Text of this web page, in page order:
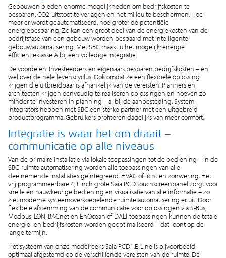
Gebouwen bieden enorme mogelijkheden om bedrijfskosten te
besparen, CO2-uitstoot te verlagen en het milieu te beschermen. Hoe
meer er wordt geautomatiseerd, hoe groter de potentiële
energiebesparing. Zo kan een groot deel van de energiekosten van de
bedrijfsfase van een gebouw worden bespaard met intelligente
gebouwautomatisering. Met SBC maakt u het mogelijk: energie
efficiëntieklasse A bij een volledige integratie.
De voordelen: Investeerders en eigenaars besparen bedrijfskosten – en
wel over de hele levenscyclus. Ook omdat ze een flexibele oplossing
krijgen die uitbreidbaar is afhankelijk van de vereisten. Planners en
architecten krijgen eenvoudig te realiseren oplossingen en hoeven zo
minder te investeren in planning – al bij de aanbesteding. System
integrators hebben met SBC een sterke partner met een uitgebreid
productprogramma. Gebruikers profiteren dagelijks van meer comfort.
Integratie is waar het om draait –
communicatie op alle niveaus
Van de primaire installatie via lokale toepassingen tot de bediening – in de
SBC-ruimte automatisering worden alle toepassingen van alle
deelnemende installaties geïntegreerd. HVAC of licht en zonwering. Het
vrij programmeerbare 4,3 inch grote Saia PCD touchscreenpanel zorgt voor
snelle en nauwkeurige bediening en visualisatie van alle informatie – zo
ziet moderne systeemoverkoepelende ruimte automatisering er uit. Door
flexibele afstemming van de communicatie voor oplossingen via S-Bus,
Modbus, LON, BACnet en EnOcean of DALI-toepassingen kunnen de totale
energie- en bedrijfskosten worden geoptimaliseerd – dat loont op de
lange termijn.
Het systeem van onze modelreeks Saia PCD1.E-Line is bijvoorbeeld
optimaal afgestemd op de verschillende vereisten van de ruimte. De